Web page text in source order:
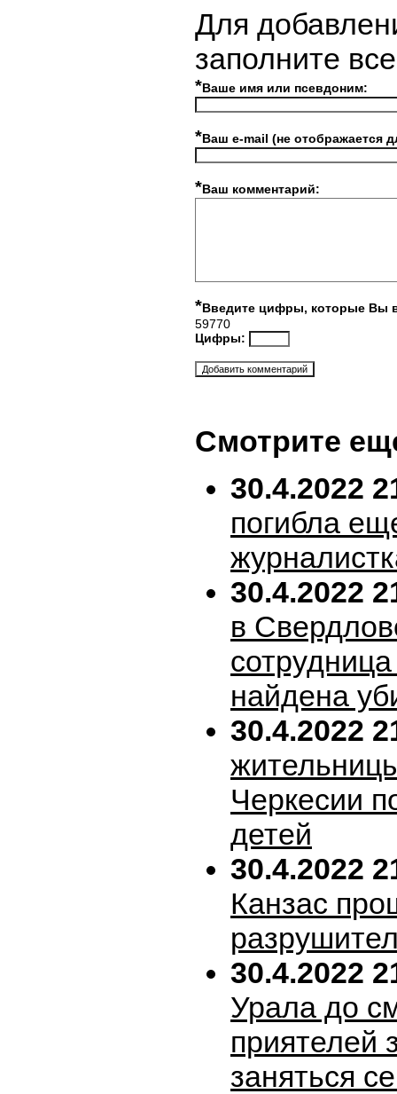
Для
заполните
*Ваше имя или псевдоним:
*Ваш e-mail (не отображается
*Ваш комментарий:
*Введите цифры, которые Вы
59770
Цифры:
Смотрите
30.4.2022
погибла
30.4.2022
в
найдена
30.4.2022
Черкесии
детей
30.4.2022
Канзас
30.4.2022
Урала до
приятелей
заняться